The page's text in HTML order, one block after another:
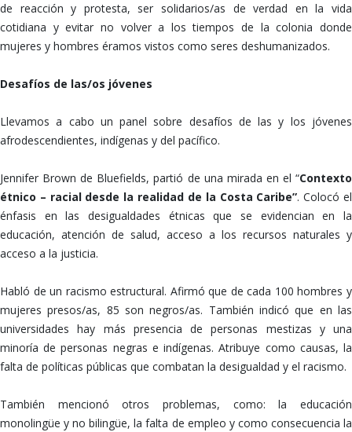
de reacción y protesta, ser solidarios/as de verdad en la vida
cotidiana y evitar no volver a los tiempos de la colonia donde
mujeres y hombres éramos vistos como seres deshumanizados.
Desafíos de las/os jóvenes
Llevamos a cabo un panel sobre desafíos de las y los jóvenes
afrodescendientes, indígenas y del pacífico.
Jennifer Brown de Bluefields, partió de una mirada en el “Contexto
étnico – racial desde la realidad de la Costa Caribe”. Colocó el
énfasis en las desigualdades étnicas que se evidencian en la
educación, atención de salud, acceso a los recursos naturales y
acceso a la justicia.
Habló de un racismo estructural. Afirmó que de cada 100 hombres y
mujeres presos/as, 85 son negros/as. También indicó que en las
universidades hay más presencia de personas mestizas y una
minoría de personas negras e indígenas. Atribuye como causas, la
falta de políticas públicas que combatan la desigualdad y el racismo.
También mencionó otros problemas, como: la educación
monolingüe y no bilingüe, la falta de empleo y como consecuencia la